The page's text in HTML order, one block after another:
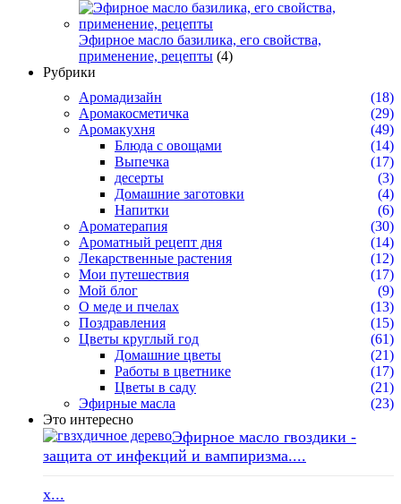
Эфирное масло базилика, его свойства,
применение, рецепты (4)
Рубрики
Аромадизайн
(18)
Аромакосметичка
(29)
Аромакухня
(49)
Блюда с овощами
(14)
Выпечка
(17)
десерты
(3)
Домашние заготовки
(4)
Напитки
(6)
Ароматерапия
(30)
Ароматный рецепт дня
(14)
Лекарственные растения
(12)
Мои путешествия
(17)
Мой блог
(9)
О меде и пчелах
(13)
Поздравления
(15)
Цветы круглый год
(61)
Домашние цветы
(21)
Работы в цветнике
(17)
Цветы в саду
(21)
Эфирные масла
(23)
Это интересно
Эфирное масло гвоздики -
защита от инфекций и вампиризма....
x...